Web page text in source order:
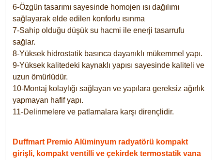
6-Özgün tasarımı sayesinde homojen ısı dağılımı
sağlayarak elde edilen konforlu ısınma
7-Sahip olduğu düşük su hacmi ile enerji tasarrufu
sağlar.
8-Yüksek hidrostatik basınca dayanıklı mükemmel yapı.
9-Yüksek kalitedeki kaynaklı yapısı sayesinde kaliteli ve
uzun ömürlüdür.
10-Montaj kolaylığı sağlayan ve yapılara gereksiz ağırlık
yapmayan hafif yapı.
11-Delinmelere ve patlamalara karşı dirençlidir.
Duffmart Premio Alüminyum radyatörü kompakt
girişli, kompakt ventilli ve çekirdek termostatik vana